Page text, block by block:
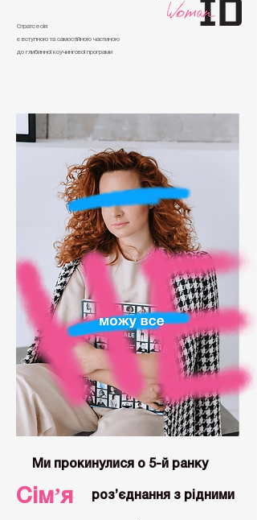
Стратсесія
є вступною та самостійною частиною
до глибинної коучингової програми
Ми прокинулися о 5-й ранку
Сімʼя роз’єднання з рідними